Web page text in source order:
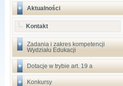
Aktualności
Kontakt
Zadania i zakres kompetencji
Wydziału Edukacji
Dotacje w trybie art. 19 a
Konkursy